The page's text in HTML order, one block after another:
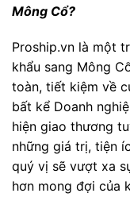
Mông Cổ?
Proship.vn là một
khẩu sang Mông
toàn, tiết kiệm về
bất kể Doanh
hiện giao thương
những giá trị, tiện
quý vị sẽ vượt xa
hơn mong đợi của